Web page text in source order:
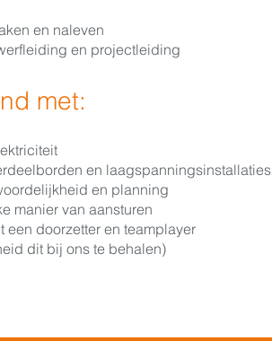
en naleven
en projectleiding
met:
en laagspanningsinstallaties
en planning
manier van aansturen
een doorzetter en teamplayer
dit bij ons te behalen)